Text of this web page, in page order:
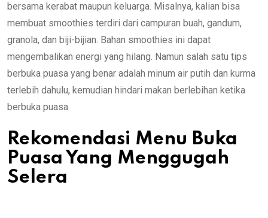
bersama kerabat maupun keluarga. Misalnya, kalian bisa
membuat smoothies terdiri dari campuran buah, gandum,
granola, dan biji-bijian. Bahan smoothies ini dapat
mengembalikan energi yang hilang. Namun salah satu tips
berbuka puasa yang benar adalah minum air putih dan kurma
terlebih dahulu, kemudian hindari makan berlebihan ketika
berbuka puasa.
Rekomendasi Menu Buka
Puasa Yang Menggugah
Selera